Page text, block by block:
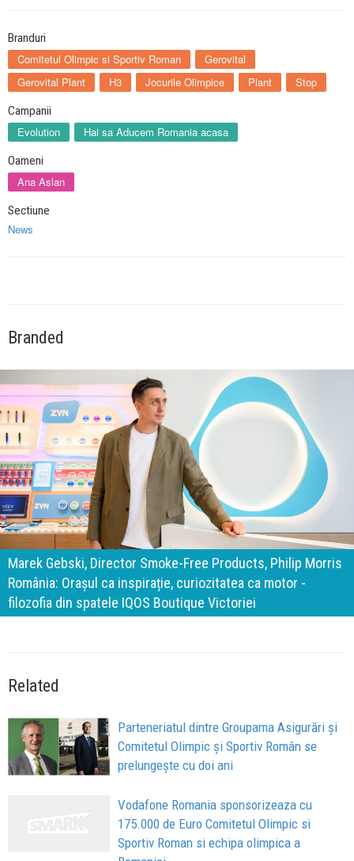
Branduri
Comitetul Olimpic si Sportiv Roman
Gerovital
Gerovital Plant
H3 Jocurile Olimpice Plant Stop
Campanii
Evolution Hai sa Aducem Romania acasa
Oameni
Ana Aslan
Sectiune
News
Branded
140 de ani de Mercedes-Benz. Ramona Pîrlog: Cel mai
important „test al timpului” este să inovăm constant, dar
cu aceeași responsabilitate față de oameni, siguranță și
calitate
Related
Parteneriatul dintre Groupama Asigurări și
Comitetul Olimpic și Sportiv Român se
prelungește cu doi ani
Vodafone Romania sponsorizeaza cu
175.000 de Euro Comitetul Olimpic si
Sportiv Roman si echipa olimpica a